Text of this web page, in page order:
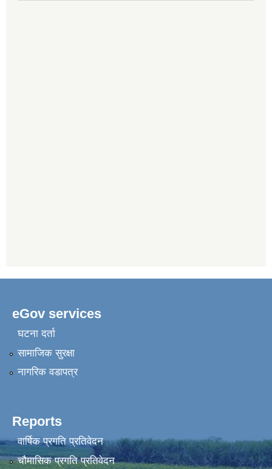
eGov services
घटना दर्ता
सामाजिक सुरक्षा
नागरिक वडापत्र
Reports
वार्षिक प्रगति प्रतिवेदन
चौमासिक प्रगति प्रतिवेदन